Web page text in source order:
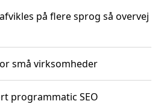
på flere sprog så overvej
små virksomheder
programmatic SEO